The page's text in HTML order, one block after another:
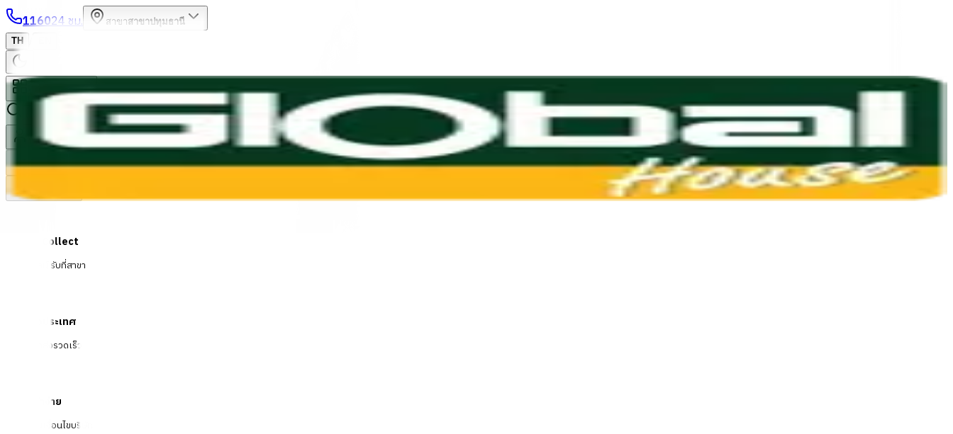
116024 ชม. สาขาสาขาปทุมธานี
TH
หมวดหมู่สินค้า
ค้นหา
บัญชีของฉัน
Previous slide
Click & Collect
สั่งออนไลน์ รับที่สาขา
จัดส่งทั่วประเทศ
บริการจัดส่งรวดเร็ว
คืนสินค้าง่าย
คืนได้ตามเงื่อนไขบริษัท